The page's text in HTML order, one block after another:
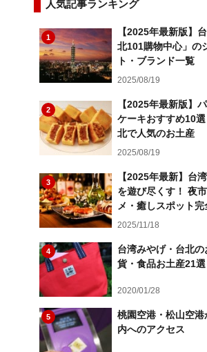
人気記事ランキング
1
【2025年最新版】
北101購物中心」の
ト・ブランド一覧
2025/08/19
2
【2025年最新版】
ケーキおすすめ10
北で人気のお土産
2025/08/19
3
【2025年最新】台
を遊び尽くす！ 夜
メ・癒しスポット完
2025/11/18
4
台湾みやげ・台北
貨・食品お土産21選
2020/01/28
5
桃園空港・松山空港
内へのアクセス